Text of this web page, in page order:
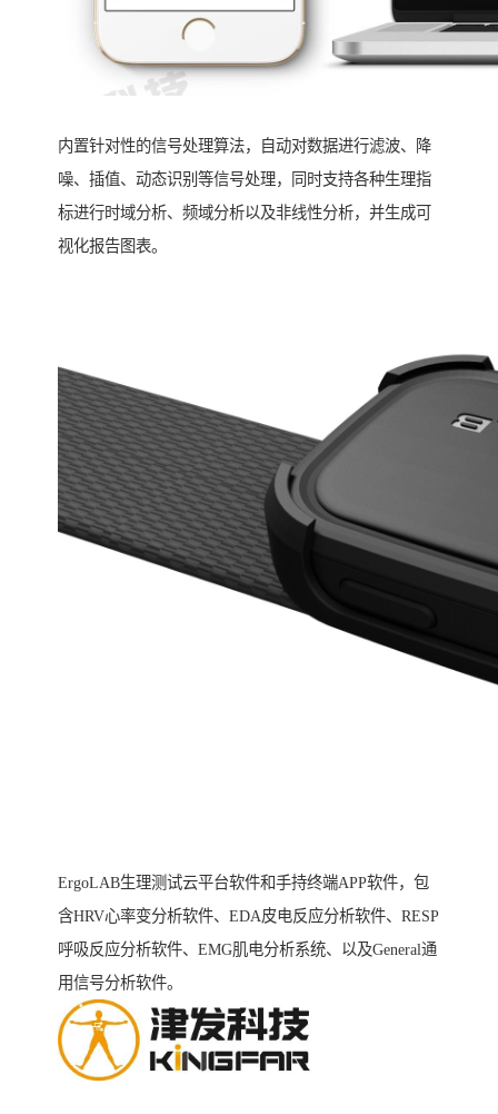
内置针对性的信号处理算法，自动对数据进行滤波、降
噪、插值、动态识别等信号处理，同时支持各种生理指
标进行时域分析、频域分析以及非线性分析，并生成可
视化报告图表。
ErgoLAB生理测试云平台软件和手持终端APP软件，包
含HRV心率变分析软件、EDA皮电反应分析软件、RESP
呼吸反应分析软件、EMG肌电分析系统、以及General通
用信号分析软件。